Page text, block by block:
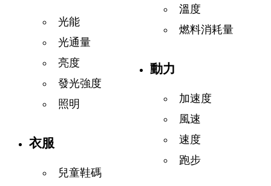
光能
光通量
亮度
發光強度
照明
衣服
兒童鞋碼
溫度
燃料消耗量
動力
加速度
風速
速度
跑步